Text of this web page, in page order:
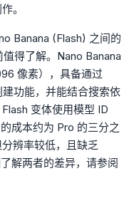
。
Banana (Flash) 之间的
得了解。Nano Banana
像素），具备通过
功能，并能结合搜索依
变体使用模型 ID
成本约为 Pro 的三分之
辨率较低，且缺乏
解两者的差异，请参阅